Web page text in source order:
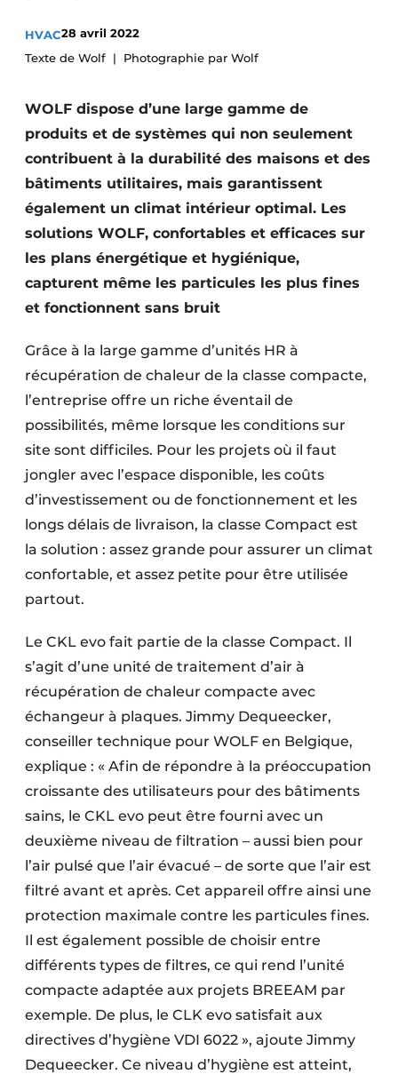
S’inscrire
Video’s
HVAC28 avril 2022
Texte de Wolf
Photographie par Wolf
WOLF dispose d’une large gamme de
produits et de systèmes qui non seulement
contribuent à la durabilité des maisons et des
bâtiments utilitaires, mais garantissent
également un climat intérieur optimal. Les
solutions WOLF, confortables et efficaces sur
les plans énergétique et hygiénique,
capturent même les particules les plus fines
et fonctionnent sans bruit
Grâce à la large gamme d’unités HR à
récupération de chaleur de la classe compacte,
l’entreprise offre un riche éventail de
possibilités, même lorsque les conditions sur
site sont difficiles. Pour les projets où il faut
jongler avec l’espace disponible, les coûts
d’investissement ou de fonctionnement et les
longs délais de livraison, la classe Compact est
la solution : assez grande pour assurer un climat
confortable, et assez petite pour être utilisée
partout.
Le CKL evo fait partie de la classe Compact. Il
s’agit d’une unité de traitement d’air à
récupération de chaleur compacte avec
échangeur à plaques. ­Jimmy Dequeecker,
conseiller technique pour WOLF en Belgique,
explique : « Afin de répondre à la préoccupation
croissante des utilisateurs pour des bâtiments
sains, le CKL evo peut être fourni avec un
deuxième niveau de filtration – aussi bien pour
l’air pulsé que l’air évacué – de sorte que l’air est
filtré avant et après. Cet ­appareil offre ­ainsi une
protection maximale contre les particules fines.
Il est également possible de choisir entre
différents types de filtres, ce qui rend l’unité
compacte adaptée aux projets BREEAM par
exemple. De plus, le CLK evo satisfait aux
directives d’hygiène VDI 6022 », ajoute ­Jimmy
Dequeecker. Ce niveau d’hygiène est atteint,